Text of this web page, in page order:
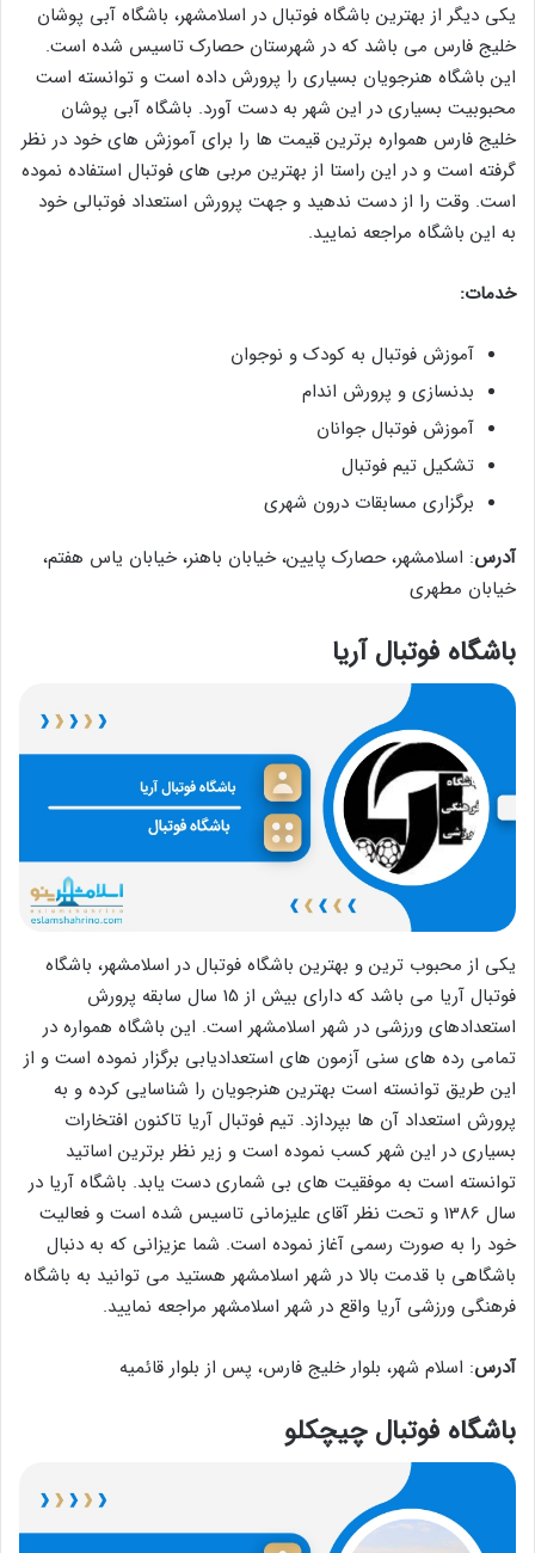
یکی دیگر از بهترین باشگاه فوتبال در اسلامشهر، باشگاه آبی پوشان
خلیج فارس می باشد که در شهرستان حصارک تاسیس شده است.
این باشگاه هنرجویان بسیاری را پرورش داده است و توانسته است
محبوبیت بسیاری در این شهر به دست آورد. باشگاه آبی پوشان
خلیج فارس همواره برترین قیمت ها را برای آموزش های خود در نظر
گرفته است و در این راستا از بهترین مربی های فوتبال استفاده نموده
است. وقت را از دست ندهید و جهت پرورش استعداد فوتبالی خود
به این باشگاه مراجعه نمایید.
خدمات:
آموزش فوتبال به کودک و نوجوان
بدنسازی و پرورش اندام
آموزش فوتبال جوانان
تشکیل تیم فوتبال
برگزاری مسابقات درون شهری
آدرس: اسلامشهر، حصارک پایین، خیابان باهنر، خیابان یاس هفتم،
خیابان مطهری
باشگاه فوتبال آریا
یکی از محبوب‌ ترین و بهترین باشگاه فوتبال در اسلامشهر، باشگاه
فوتبال آریا می باشد که دارای بیش از 15 سال سابقه پرورش
استعدادهای ورزشی در شهر اسلامشهر است. این باشگاه همواره در
تمامی رده های سنی آزمون های استعدادیابی برگزار نموده است و از
این طریق توانسته است بهترین هنرجویان را شناسایی کرده و به
پرورش استعداد آن ها بپردازد. تیم فوتبال آریا تاکنون افتخارات
بسیاری در این شهر کسب نموده است و زیر نظر برترین اساتید
توانسته است به موفقیت های بی شماری دست یابد. باشگاه آریا در
سال 1386 و تحت نظر آقای علیزمانی تاسیس شده است و فعالیت
خود را به صورت رسمی آغاز نموده است. شما عزیزانی که به دنبال
باشگاهی با قدمت بالا در شهر اسلامشهر هستید می توانید به باشگاه
فرهنگی ورزشی آریا واقع در شهر اسلامشهر مراجعه نمایید.
آدرس: اسلام شهر، بلوار خلیج فارس، پس از بلوار قائمیه
باشگاه فوتبال چیچکلو